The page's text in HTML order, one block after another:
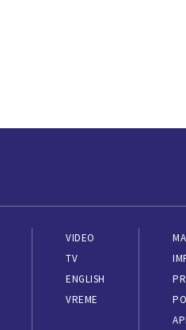
VIDEO
TV
ENGLISH
VREME